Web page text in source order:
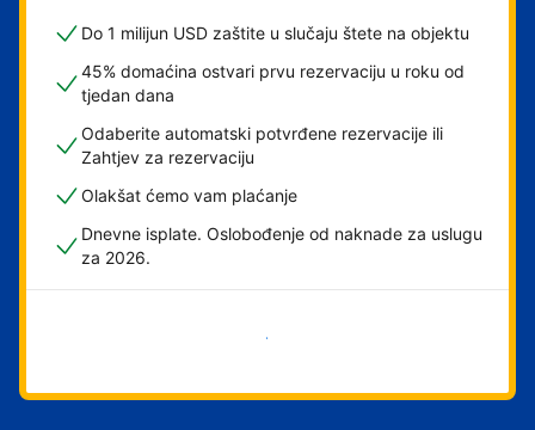
Do 1 milijun USD zaštite u slučaju štete na objektu
45% domaćina ostvari prvu rezervaciju u roku od
tjedan dana
Odaberite automatski potvrđene rezervacije ili
Zahtjev za rezervaciju
Olakšat ćemo vam plaćanje
Dnevne isplate. Oslobođenje od naknade za uslugu
za 2026.
Započni odmah